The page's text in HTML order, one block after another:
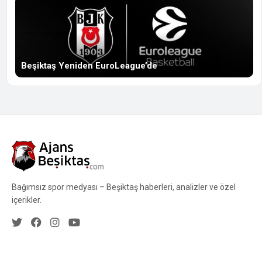
Beşiktaş Yeniden EuroLeague’de
Bağımsız spor medyası – Beşiktaş haberleri, analizler ve özel
içerikler.